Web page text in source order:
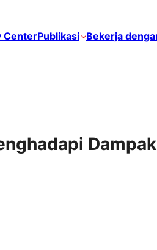
CenterPublikasi Bekerja